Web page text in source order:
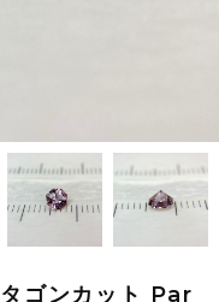
ゴンカット Par